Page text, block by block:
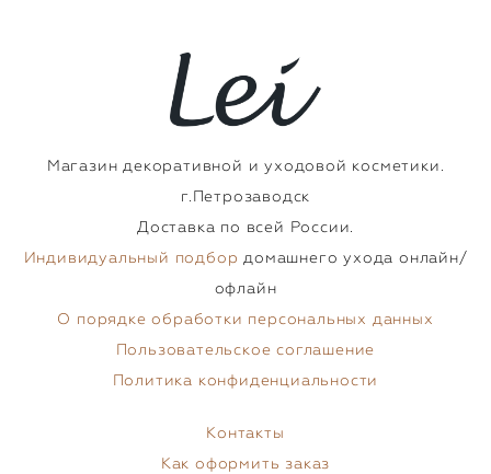
Магазин декоративной и уходовой косметики.
г.Петрозаводск
Доставка по всей России.
Индивидуальный подбор домашнего ухода онлайн/
офлайн
О порядке обработки персональных данных
Пользовательское соглашение
Политика конфиденциальности
Контакты
Как оформить заказ